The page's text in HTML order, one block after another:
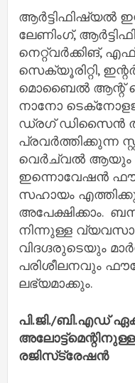
ആർട്ടിഫിഷ്യൽ
ലേണിംഗ്,
നെറ്റ്‌വർക്കിങ്,
സെക്യൂരിറ്റി,
മൊബൈൽ ആന്റ്
നാനോ
ഡ്രഗ് ഡിസൈൻ
പ്രവർത്തിക്കുന്ന
വെർച്വൽ ആയും
ഇന്നൊവേഷൻ
സഹായം
അപേക്ഷിക്കാം.
നിന്നുള്ള
വിദഗ്ദരുടെയും
പരിശീലനവും
ലഭ്യമാക്കും.
പി.ജി./ബി.എഡ്‌
രജിസ്‌ട്രേഷൻ